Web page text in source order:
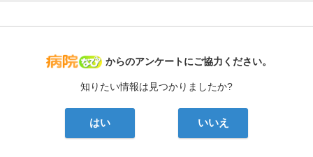
病院なび
からのアンケートにご協力ください。
知りたい情報は見つかりましたか?
はい いいえ